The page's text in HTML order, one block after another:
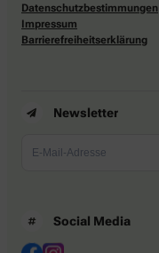
Datenschutzbestimmungen
Impressum
Barrierefreiheitserklärung
Newsletter
Social Media